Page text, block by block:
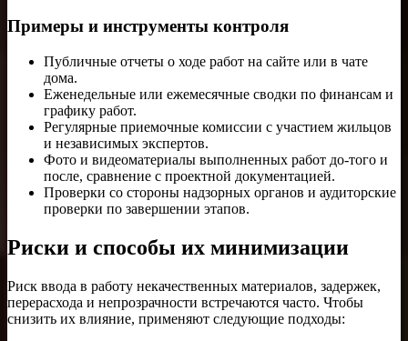
Примеры и инструменты контроля
Публичные отчеты о ходе работ на сайте или в чате
дома.
Еженедельные или ежемесячные сводки по финансам и
графику работ.
Регулярные приемочные комиссии с участием жильцов
и независимых экспертов.
Фото и видеоматериалы выполненных работ до-того и
после, сравнение с проектной документацией.
Проверки со стороны надзорных органов и аудиторские
проверки по завершении этапов.
Риски и способы их минимизации
Риск ввода в работу некачественных материалов, задержек,
перерасхода и непрозрачности встречаются часто. Чтобы
снизить их влияние, применяют следующие подходы: